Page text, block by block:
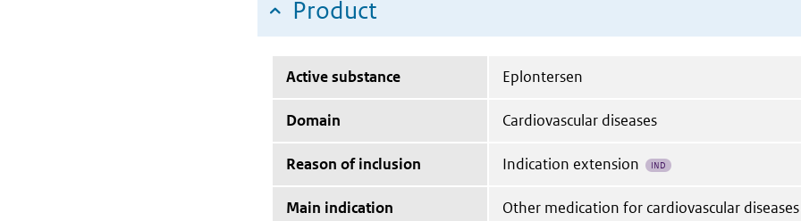
Product
Active substance Eplontersen
Domain Cardiovascular diseases
Reason of inclusion Indication extension IND
Main indication Other medication for cardiovascular diseases